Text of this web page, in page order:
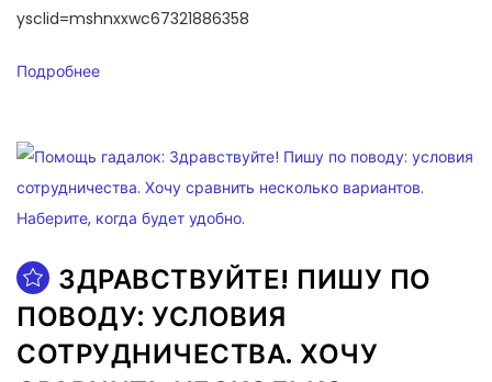
ysclid=mshnxxwc67321886358
Подробнее
ЗДРАВСТВУЙТЕ! ПИШУ ПО
ПОВОДУ: УСЛОВИЯ
СОТРУДНИЧЕСТВА. ХОЧУ